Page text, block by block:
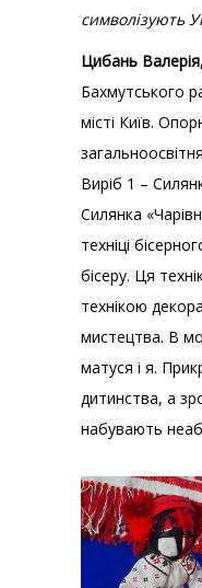
символізують
Цибань Валерія,
Бахмутського
місті Київ.
Виріб 1 –
Силянка
техніці
бісеру. Ця
технікою
мистецтва. В
матуся і я.
дитинства, а
набувають